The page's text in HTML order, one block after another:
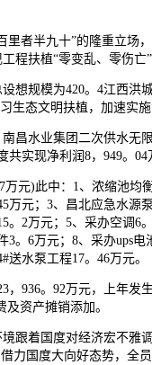
半九十”的隆重立场，
程扶植“零变乱、零伤亡”
规模为420。4江西洪城
生态文明扶植，加速实施
水业集团二次供水无限
共实现净利润8，949。04
)此中：1、浓缩池均衡
万元；3、昌北应急水源
。2万元；5、采办空调6
3。6万元；8、采办ups
送水泵工程17。46万元。
。92万元，上年发生
资产摊销添加。
着国度对经济宏不雅调
力国度大向好态势，全